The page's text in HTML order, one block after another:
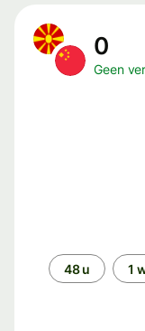
0
Geen
Periode48 u 1